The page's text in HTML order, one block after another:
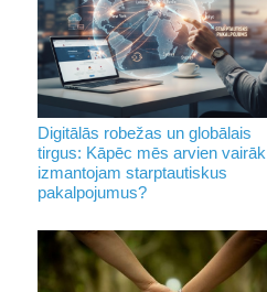
Digitālās robežas un globālais
tirgus: Kāpēc mēs arvien vairāk
izmantojam starptautiskus
pakalpojumus?